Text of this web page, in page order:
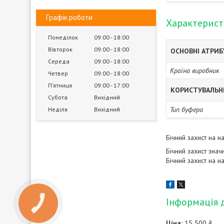
Графік роботи
Понеділок 09:00 18:00
Вівторок
09:00 18:00
Середа
09:00 18:00
Четвер
09:00 18:00
Пʼятниця
09:00 17:00
Субота
Вихідний
Неділя
Вихідний
ОСНОВНІ
Країна виробник
Тип буфера
Бічний захист на
Бічний захист
Бічний захист на
Інформація
КНОПКА
ЗВ'ЯЗКУ